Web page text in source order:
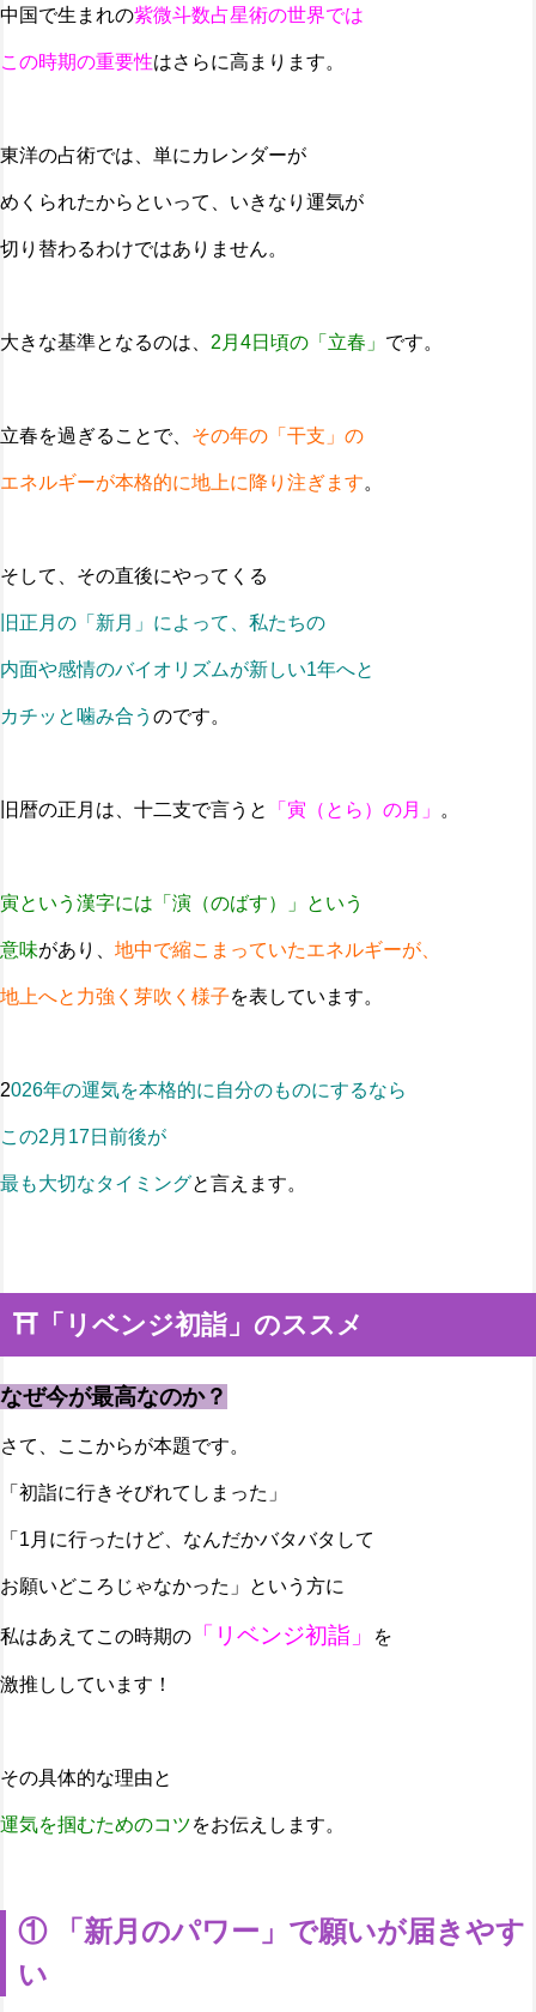
中国で生まれの紫微斗数占星術の世界では
この時期の重要性はさらに高まります。
東洋の占術では、単にカレンダーが
めくられたからといって、いきなり運気が
切り替わるわけではありません。
大きな基準となるのは、 2月4日頃の「立春」 です。
立春を過ぎることで、 その年の「干支」の
エネルギーが本格的に地上に降り注ぎます。
そして、その直後にやってくる
旧正月の「新月」によって、私たちの
内面や感情のバイオリズムが新しい1年へと
カチッと噛み合う のです。
旧暦の正月は、十二支で言うと 「寅（とら）の月」 。
寅という漢字には「演（のばす）」という
意味があり、 地中で縮こまっていたエネルギーが、
地上へと力強く芽吹く様子を表しています。
2026年の運気を本格的に自分のものにするなら
この2月17日前後が
最も大切なタイミングと言えます。
⛩️「リベンジ初詣」のススメ
なぜ今が最高なのか？
さて、ここからが本題です。
「初詣に行きそびれてしまった」
「1月に行ったけど、なんだかバタバタして
お願いどころじゃなかった」という方に
私はあえてこの時期の 「リベンジ初詣」 を
激推ししています！
その具体的な理由と
運気を掴むためのコツをお伝えします。
① 「新月のパワー」で願いが届きやす
い